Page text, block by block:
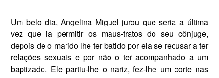
Um belo dia, Angelina Miguel jurou que seria a última
vez que ia permitir os maus-tratos do seu côn­juge,
depois de o marido lhe ter batido por ela se recusar a ter
rela­ções sexuais e por não o ter acom­panhado a um
baptizado. Ele par­tiu-lhe o nariz, fez-lhe um corte nas